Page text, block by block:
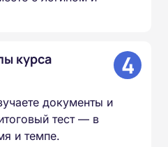
курса 4
документы и
тест — в
и темпе.